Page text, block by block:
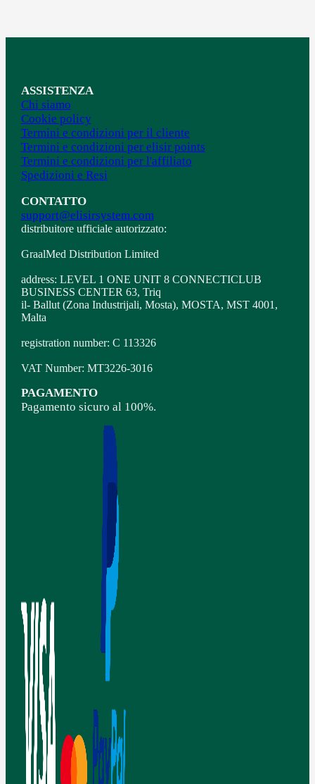
ASSISTENZA
Chi siamo
Cookie policy
Termini e condizioni per il cliente
Termini e condizioni per elisir points
Termini e condizioni per l'affiliato
Spedizioni e Resi
CONTATTO
support@elisirsystem.com
distribuitore ufficiale autorizzato:
GraalMed Distribution Limited
address: LEVEL 1 ONE UNIT 8 CONNECTICLUB
BUSINESS CENTER 63, Triq
il- Ballut (Zona Industrijali, Mosta), MOSTA, MST 4001,
Malta
registration number: C 113326
VAT Number: MT3226-3016
PAGAMENTO
Pagamento sicuro al 100%.